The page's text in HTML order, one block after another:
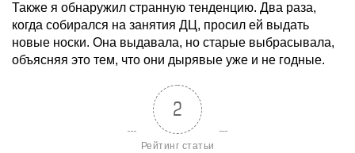
Также я обнаружил странную тенденцию. Два раза,
когда собирался на занятия ДЦ, просил ей выдать
новые носки. Она выдавала, но старые выбрасывала,
объясняя это тем, что они дырявые уже и не годные.
2
Рейтинг статьи